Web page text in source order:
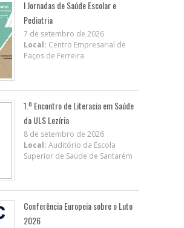
I Jornadas de Saúde Escolar e
Pediatria
7 de setembro de 2026
Local: Centro Empresarial de
Paços de Ferreira
1.º Encontro de Literacia em Saúde
da ULS Lezíria
8 de setembro de 2026
Local: Auditório da Escola
Superior de Saúde de Santarém
Conferência Europeia sobre o Luto
2026